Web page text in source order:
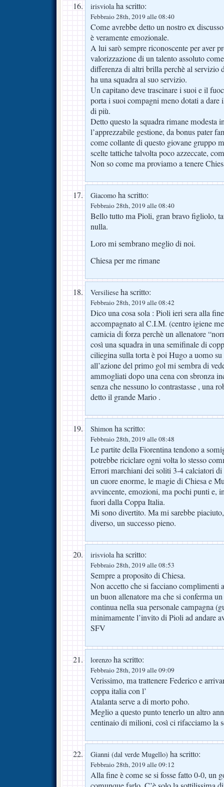
irisviolaha scritto:
Febbraio 28th, 2019 alle 08:40
Come avrebbe detto un nostro ex
è veramente emozionale.
A lui sarò sempre riconoscente per aver
valorizzazione di un talento assoluto
differenza di altri brilla perchè al servizio
ha una squadra al suo servizio.
Un capitano deve trascinare i suoi e il
porta i suoi compagni meno dotati a dare
di più.
Detto questo la squadra rimane modesta
l’apprezzabile gestione, da bonus pater
come collante di questo giovane gruppo
scelte tattiche talvolta poco azzeccate,
Non so come ma proviamo a tenere
Giacomo ha scritto:
Febbraio 28th, 2019 alle 08:40
Bello tutto ma Pioli, gran bravo figliolo,
nulla.
Loro mi sembrano meglio di noi.
Chiesa per me rimane
Versiliese ha scritto:
Febbraio 28th, 2019 alle 08:42
Dico una cosa sola : Pioli ieri sera alla
accompagnato al C.I.M. (centro igiene
camicia di forza perchè un allenatore
così una squadra in una semifinale di
ciliegina sulla torta è poi Hugo a uomo
all’azione del primo gol mi sembra di
ammogliati dopo una cena con sbronza
senza che nessuno lo contrastasse , una
detto il grande Mario .
Shimon ha scritto:
Febbraio 28th, 2019 alle 08:48
Le partite della Fiorentina tendono a
potrebbe riciclare ogni volta lo stesso
Errori marchiani dei soliti 3-4 calciatori
un cuore enorme, le magie di Chiesa e
avvincente, emozioni, ma pochi punti e,
fuori dalla Coppa Italia.
Mi sono divertito. Ma mi sarebbe
diverso, un successo pieno.
irisviolaha scritto:
Febbraio 28th, 2019 alle 08:53
Sempre a proposito di Chiesa.
Non accetto che si facciano complimenti
un buon allenatore ma che si conferma un
continua nella sua personale campagna
minimamente l’invito di Pioli ad andare
SFV
lorenzo ha scritto:
Febbraio 28th, 2019 alle 09:09
Verissimo, ma trattenere Federico e
coppa italia con l’
Atalanta serve a di morto poho.
Meglio a questo punto tenerlo un altro
centinaio di milioni, così ci rifacciamo la
Gianni (dal verde Mugello) ha scritto:
Febbraio 28th, 2019 alle 09:12
Alla fine è come se si fosse fatto 0-0, un